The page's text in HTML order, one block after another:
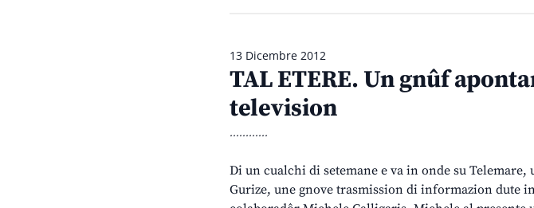
13 Dicembre 2012
TAL ETERE. Un gnûf
television
............
Di un cualchi di setemane e va in onde su Telemare,
Gurize, une gnove trasmission di informazion dute